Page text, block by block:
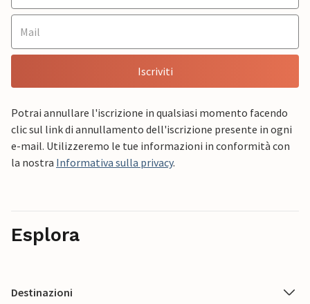
Iscriviti
Potrai annullare l'iscrizione in qualsiasi momento facendo
clic sul link di annullamento dell'iscrizione presente in ogni
e-mail. Utilizzeremo le tue informazioni in conformità con
la nostra Informativa sulla privacy.
Esplora
Destinazioni